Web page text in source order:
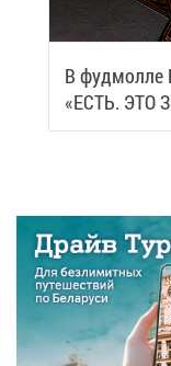
В фуд­мол­ле
«ЕСТЬ. ЭТО